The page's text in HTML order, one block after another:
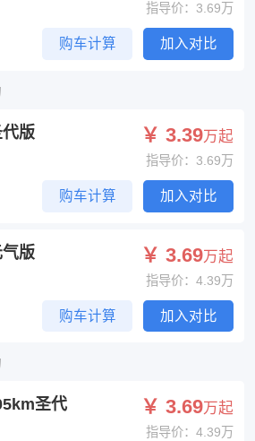
指导价：3.69万
购车计算 加入对比
版 ￥ 3.39万起
指导价：3.69万
购车计算 加入对比
版 ￥ 3.69万起
指导价：4.39万
购车计算 加入对比
圣代 ￥ 3.69万起
指导价：4.39万